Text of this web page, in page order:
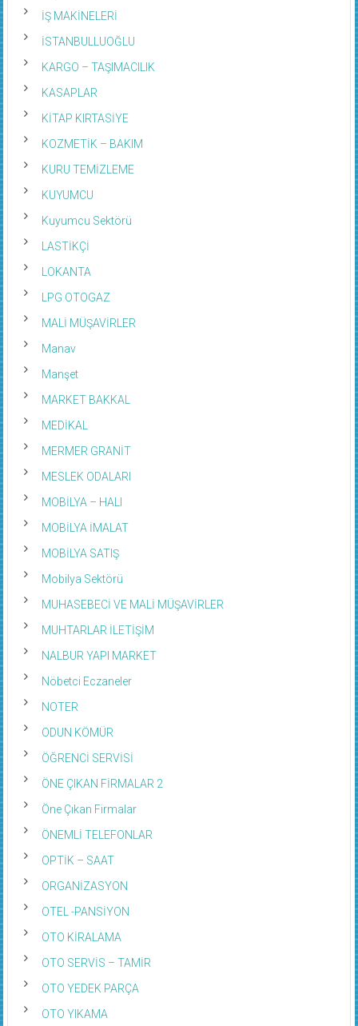
İŞ MAKİNELERİ
İSTANBULLUOĞLU
KARGO – TAŞIMACILIK
KASAPLAR
KİTAP KIRTASİYE
KOZMETİK – BAKIM
KURU TEMİZLEME
KUYUMCU
Kuyumcu Sektörü
LASTİKÇİ
LOKANTA
LPG OTOGAZ
MALİ MÜŞAVİRLER
Manav
Manşet
MARKET BAKKAL
MEDİKAL
MERMER GRANİT
MESLEK ODALARI
MOBİLYA – HALI
MOBİLYA İMALAT
MOBİLYA SATIŞ
Mobilya Sektörü
MUHASEBECİ VE MALİ MÜŞAVİRLER
MUHTARLAR İLETİŞİM
NALBUR YAPI MARKET
Nöbetci Eczaneler
NOTER
ODUN KÖMÜR
ÖĞRENCİ SERVİSİ
ÖNE ÇIKAN FİRMALAR 2
Öne Çıkan Firmalar
ÖNEMLİ TELEFONLAR
OPTİK – SAAT
ORGANİZASYON
OTEL -PANSİYON
OTO KİRALAMA
OTO SERVİS – TAMİR
OTO YEDEK PARÇA
OTO YIKAMA